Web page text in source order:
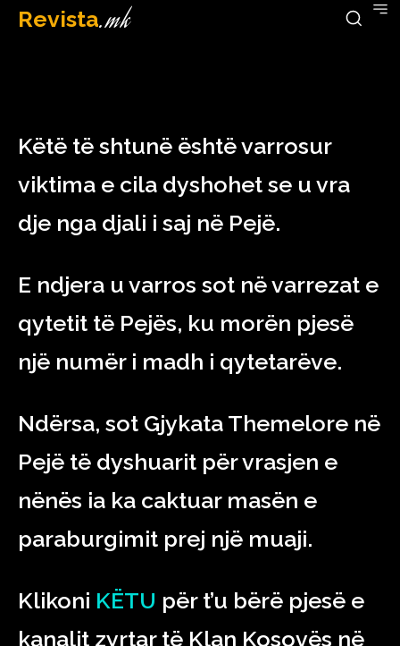
Revista.mk
April 15, 2023
Këtë të shtunë është varrosur
viktima e cila dyshohet se u vra
dje nga djali i saj në Pejë.
E ndjera u varros sot në varrezat e
qytetit të Pejës, ku morën pjesë
një numër i madh i qytetarëve.
Ndërsa, sot Gjykata Themelore në
Pejë të dyshuarit për vrasjen e
nënës ia ka caktuar masën e
paraburgimit prej një muaji.
Klikoni KËTU për t’u bërë pjesë e
kanalit zyrtar të Klan Kosovës në